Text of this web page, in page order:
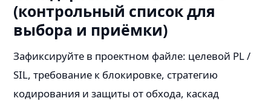
(контрольный список для
выбора и приёмки)
Зафиксируйте в проектном файле: целевой PL /
SIL, требование к блокировке, стратегию
кодирования и защиты от обхода, каскад